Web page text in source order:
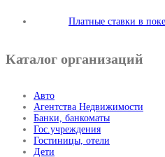
Платные ставки в
Каталог организаций
Авто
Агентства Недвижимости
Банки, банкоматы
Гос.учреждения
Гостиницы, отели
Дети